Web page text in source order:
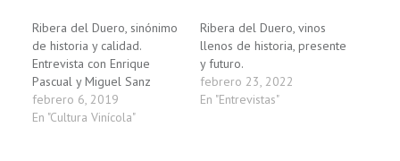
Ribera del Duero, sinónimo
de historia y calidad.
Entrevista con Enrique
Pascual y Miguel Sanz
febrero 6, 2019
En "Cultura Vinícola"
Ribera del Duero, vinos
llenos de historia, presente
y futuro.
febrero 23, 2022
En "Entrevistas"